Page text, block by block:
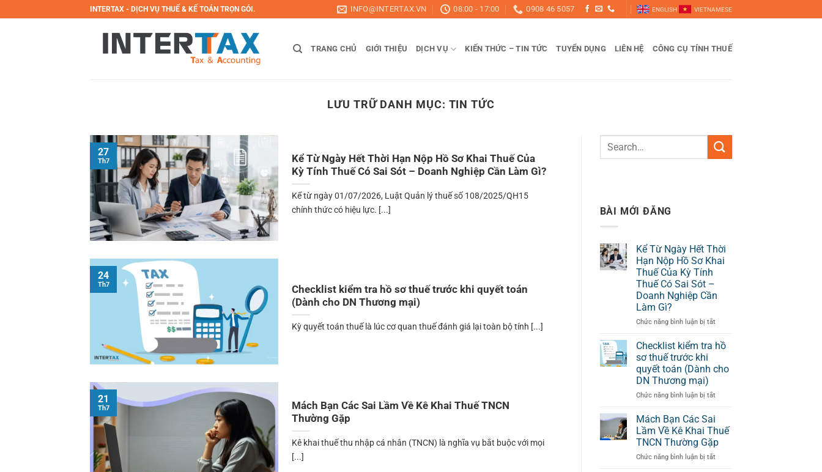
qua
INTERTAX - DỊCH VỤ THUẾ & KẾ TOÁN TRỌN GÓI. INFO@INTERTAX.VN 08:00 - 17:00 0908 46 5057 ENGLISH VIETNAMESE
TRANG CHỦ GIỚI THIỆU DỊCH VỤ KIẾN THỨC – TIN TỨC TUYỂN DỤNG LIÊN HỆ CÔNG CỤ TÍNH THUẾ
LƯU TRỮ DANH MỤC: TIN TỨC
Kể Từ Ngày Hết Thời Hạn Nộp Hồ Sơ Khai Thuế Của
Kỳ Tính Thuế Có Sai Sót – Doanh Nghiệp Cần Làm Gì?
Kể từ ngày 01/07/2026, Luật Quản lý thuế số 108/2025/QH15
chính thức có hiệu lực. [...]
27
Th7
Checklist kiểm tra hồ sơ thuế trước khi quyết toán
(Dành cho DN Thương mại)
Kỳ quyết toán thuế là lúc cơ quan thuế đánh giá lại toàn bộ tính [...]
24
Th7
Mách Bạn Các Sai Lầm Về Kê Khai Thuế TNCN
Thường Gặp
Kê khai thuế thu nhập cá nhân (TNCN) là nghĩa vụ bắt buộc với mọi
[...]
21
Th7
BÀI MỚI ĐĂNG
Kể Từ Ngày Hết Thời
Hạn Nộp Hồ Sơ Khai
Thuế Của Kỳ Tính
Thuế Có Sai Sót –
Doanh Nghiệp Cần
Làm Gì?
Chức năng bình luận bị tắtở
Từ
Thời
Nộp
Sơ
Khai
Thuế
Của
Kỳ
Checklist kiểm tra hồ
sơ thuế trước khi
quyết toán (Dành cho
DN Thương mại)
Chức năng bình luận bị tắtở
kiểm
tra
hồ
sơ
thuế
Mách Bạn Các Sai
Lầm Về Kê Khai Thuế
TNCN Thường Gặp
Chức năng bình luận bị tắtở